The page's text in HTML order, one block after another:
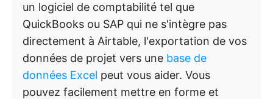
un logiciel de comptabilité tel que
QuickBooks ou SAP qui ne s'intègre pas
directement à Airtable, l'exportation de vos
données de projet vers une base de
données Excel peut vous aider. Vous
pouvez facilement mettre en forme et